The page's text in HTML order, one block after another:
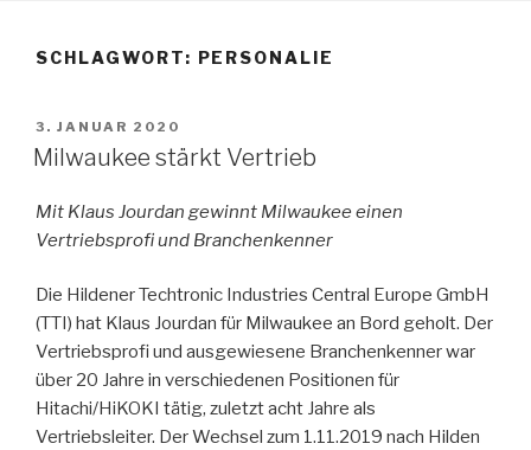
SCHLAGWORT: PERSONALIE
VERÖFFENTLICHT
AM
3. JANUAR 2020
Milwaukee stärkt Vertrieb
Mit Klaus Jourdan gewinnt Milwaukee einen
Vertriebsprofiund Branchenkenner
Die Hildener Techtronic Industries Central Europe GmbH
(TTI) hat Klaus Jourdan für Milwaukee an Bord geholt. Der
Vertriebsprofi und ausgewiesene Branchenkenner war
über 20 Jahre in verschiedenen Positionen für
Hitachi/HiKOKI tätig, zuletzt acht Jahre als
Vertriebsleiter. Der Wechsel zum 1.11.2019 nach Hilden